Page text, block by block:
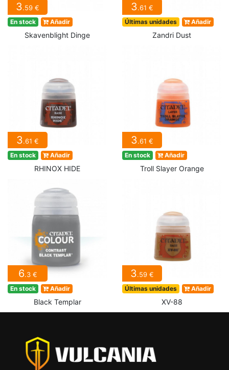
3.59 €
En stock Añadir
Skavenblight Dinge
3.61 €
Últimas unidades Añadir
Zandri Dust
3.61 €
En stock Añadir
RHINOX HIDE
3.61 €
En stock Añadir
Troll Slayer Orange
6.3 €
En stock Añadir
Black Templar
3.59 €
Últimas unidades Añadir
XV-88